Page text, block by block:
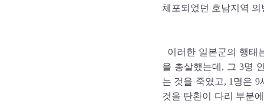
체포되었던 호남지역
이러한 일본군의 행태
을 총살했는데, 그 3명
는 것을 죽였고, 1명은
것을 탄환이 다리 부분